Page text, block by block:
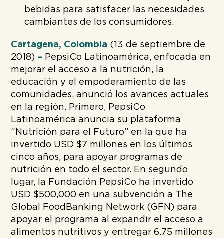
bebidas para satisfacer las necesidades
cambiantes de los consumidores.
Cartagena, Colombia (13 de septiembre de
2018) – PepsiCo Latinoamérica, enfocada en
mejorar el acceso a la nutrición, la
educación y el empoderamiento de las
comunidades, anunció los avances actuales
en la región. Primero, PepsiCo
Latinoamérica anuncia su plataforma
“Nutrición para el Futuro” en la que ha
invertido USD $7 millones en los últimos
cinco años, para apoyar programas de
nutrición en todo el sector. En segundo
lugar, la Fundación PepsiCo ha invertido
USD $500,000 en una subvención a The
Global FoodBanking Network (GFN) para
apoyar el programa al expandir el acceso a
alimentos nutritivos y entregar 6.75 millones